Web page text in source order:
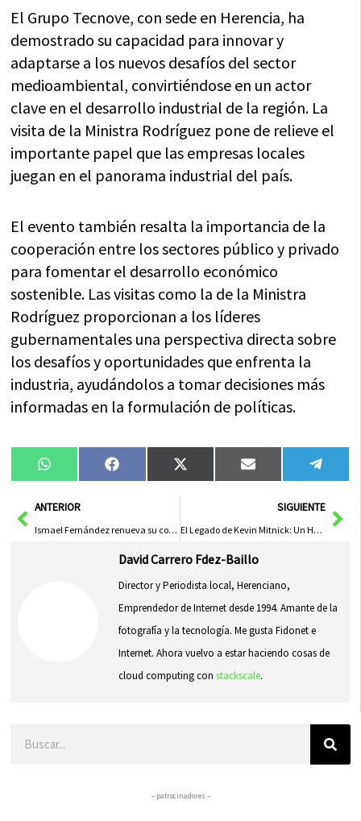
El Grupo Tecnove, con sede en Herencia, ha
demostrado su capacidad para innovar y
adaptarse a los nuevos desafíos del sector
medioambiental, convirtiéndose en un actor
clave en el desarrollo industrial de la región. La
visita de la Ministra Rodríguez pone de relieve el
importante papel que las empresas locales
juegan en el panorama industrial del país.
El evento también resalta la importancia de la
cooperación entre los sectores público y privado
para fomentar el desarrollo económico
sostenible. Las visitas como la de la Ministra
Rodríguez proporcionan a los líderes
gubernamentales una perspectiva directa sobre
los desafíos y oportunidades que enfrenta la
industria, ayudándolos a tomar decisiones más
informadas en la formulación de políticas.
Compartir
en
WhatsAppCompartir
en
FacebookCompartir
en
X
(Twitter)
Compartir
en
Email
en
AntANTERIOR
Ismael Fernández renueva su contrato con el SMD BM Quijote Herencia
SIGUIENTE
El Legado de Kevin Mitnick: Un Hacker que Transformó la Seguridad Informática
David Carrero Fdez-Baillo
Director y Periodista local, Herenciano,
Emprendedor de Internet desde 1994. Amante de la
fotografía y la tecnología. Me gusta Fidonet e
Internet. Ahora vuelvo a estar haciendo cosas de
cloud computing con stackscale.
– patrocinadores –